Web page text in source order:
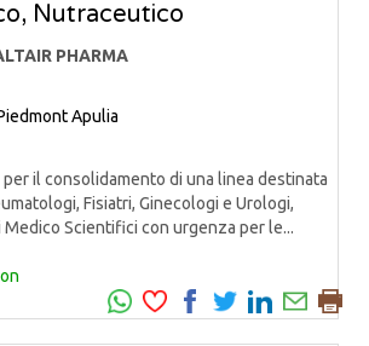
Nutraceutico
PHARMA
Apulia
per il consolidamento di una linea destinata
Fisiatri, Ginecologi e Urologi,
Scientifici con urgenza per le...